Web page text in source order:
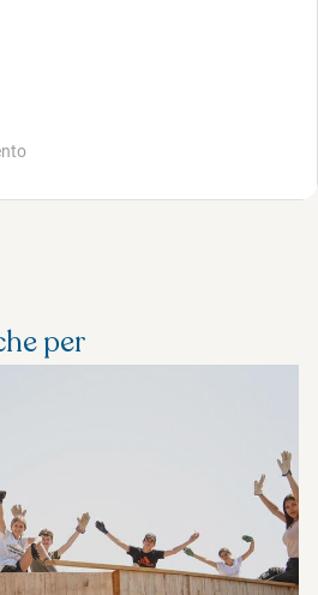
per